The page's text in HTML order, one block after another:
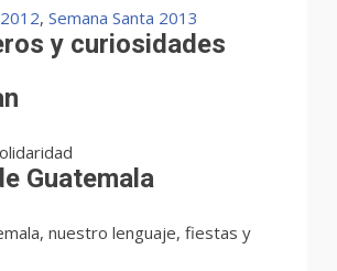
, Semana Santa 2013
y curiosidades
Guatemala
nuestro lenguaje, fiestas y